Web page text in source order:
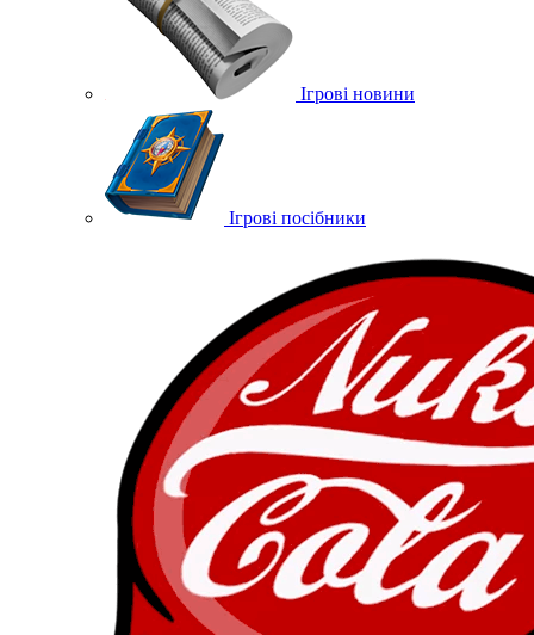
Ігрові новини
Ігрові посібники